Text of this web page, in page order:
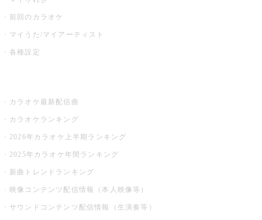
前回のカラオケ
マイうた/マイアーティスト
各種設定
カラオケ最新配信曲
カラオケランキング
2026年カラオケ上半期ランキング
2025年カラオケ年間ランキング
新曲トレンドランキング
映像コンテンツ配信情報（本人映像等）
サウンドコンテンツ配信情報（生演奏等）